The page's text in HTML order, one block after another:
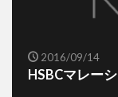
2016/09/14
HSBCマレー